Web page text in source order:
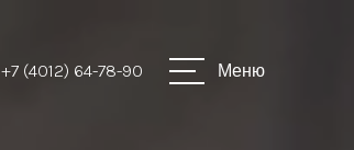
+7 (4012) 64-78-90 Меню